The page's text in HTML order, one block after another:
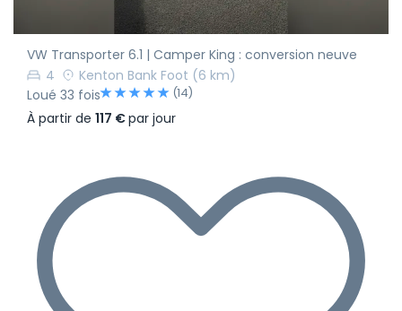
VW Transporter 6.1 | Camper King : conversion neuve
4
Kenton Bank Foot (6 km)
Loué 33 fois
(14)
À partir de 117 €par jour